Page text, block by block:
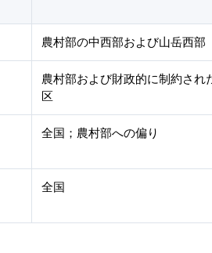
農村部の中西部および山岳西部
農村部および財政的に制約され
区
全国；農村部への偏り
全国